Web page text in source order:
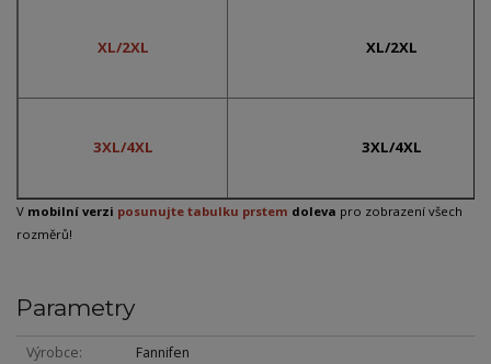
XL/2XL XL/2XL
3XL/4XL 3XL/4XL
V mobilní verzi posunujte tabulku prstem doleva pro zobrazení všech
rozměrů!
Parametry
Výrobce
Fannifen